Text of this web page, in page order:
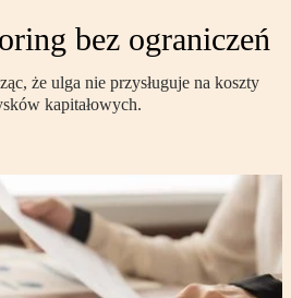
bez ograniczeń
że ulga nie przysługuje na koszty
kapitałowych.